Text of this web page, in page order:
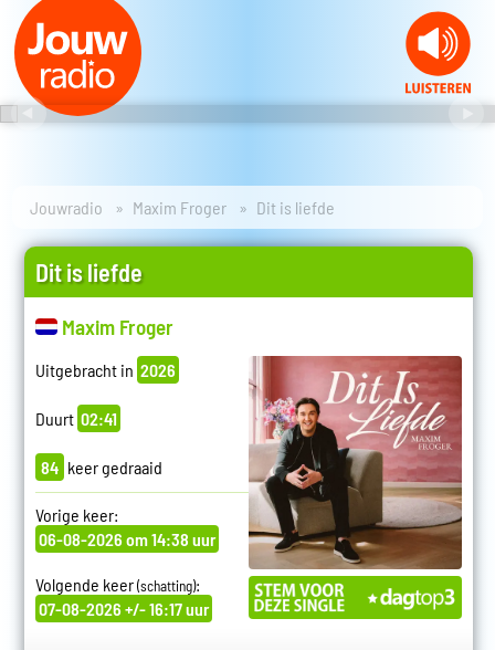
Jouwradio Maxim Froger Dit is liefde
Dit is liefde
Maxim Froger
Uitgebracht in 2026
Duurt 02:41
84 keer gedraaid
Vorige keer:
06-08-2026 om 14:38 uur
Volgende keer(schatting):
07-08-2026 +/- 16:17 uur